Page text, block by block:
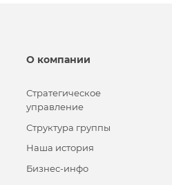
О компании
Стратегическое
управление
Структура группы
Наша история
Бизнес-инфо